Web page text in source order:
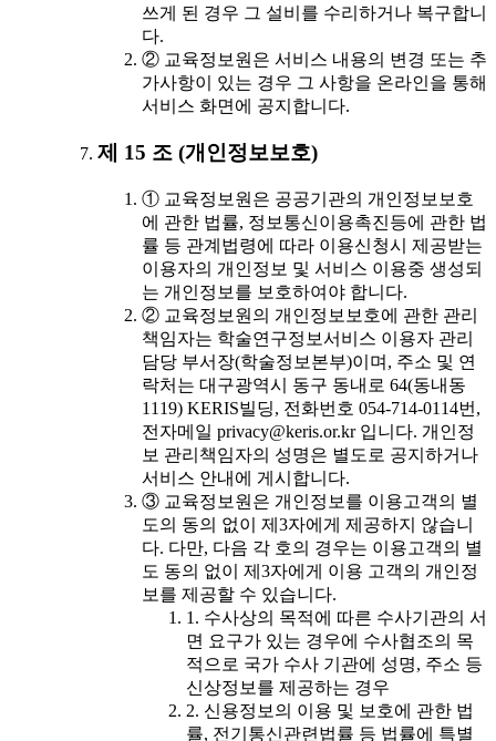
쓰게 된 경우 그 설비를 수리하거나 복구합니
다.
② 교육정보원은 서비스 내용의 변경 또는 추
가사항이 있는 경우 그 사항을 온라인을 통해
서비스 화면에 공지합니다.
제 15 조 (개인정보보호)
① 교육정보원은 공공기관의 개인정보보호
에 관한 법률, 정보통신이용촉진등에 관한 법
률 등 관계법령에 따라 이용신청시 제공받는
이용자의 개인정보 및 서비스 이용중 생성되
는 개인정보를 보호하여야 합니다.
② 교육정보원의 개인정보보호에 관한 관리
책임자는 학술연구정보서비스 이용자 관리
담당 부서장(학술정보본부)이며, 주소 및 연
락처는 대구광역시 동구 동내로 64(동내동
1119) KERIS빌딩, 전화번호 054-714-0114번,
전자메일 privacy@keris.or.kr 입니다. 개인정
보 관리책임자의 성명은 별도로 공지하거나
서비스 안내에 게시합니다.
③ 교육정보원은 개인정보를 이용고객의 별
도의 동의 없이 제3자에게 제공하지 않습니
다. 다만, 다음 각 호의 경우는 이용고객의 별
도 동의 없이 제3자에게 이용 고객의 개인정
보를 제공할 수 있습니다.
1. 수사상의 목적에 따른 수사기관의 서
면 요구가 있는 경우에 수사협조의 목
적으로 국가 수사 기관에 성명, 주소 등
신상정보를 제공하는 경우
2. 신용정보의 이용 및 보호에 관한 법
률, 전기통신관련법률 등 법률에 특별